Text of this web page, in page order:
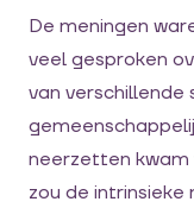
De meningen
veel gesproken
van
neerzetten kwam
zou de